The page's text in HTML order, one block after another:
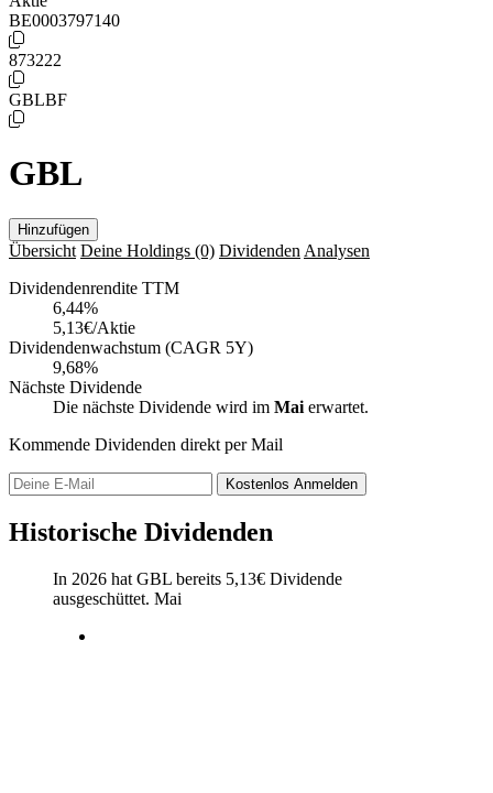
BE0003797140
873222
GBLBF
GBL
Hinzufügen
Übersicht Deine Holdings (0) Dividenden Analysen
Dividendenrendite TTM
6,44%
5,13€/Aktie
Dividendenwachstum (CAGR 5Y)
9,68%
Nächste Dividende
Die nächste Dividende wird im Mai erwartet.
Kommende Dividenden direkt per Mail
Kostenlos Anmelden
Historische Dividenden
In 2026 hat GBL bereits 5,13€ Dividende
ausgeschüttet. Mai